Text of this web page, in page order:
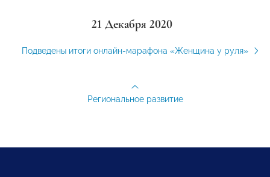
21 Декабря 2020
Подведены итоги онлайн-марафона «Женщина у руля»
Региональное развитие